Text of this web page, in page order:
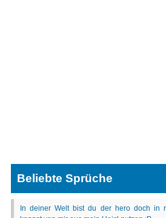
Beliebte Sprüche